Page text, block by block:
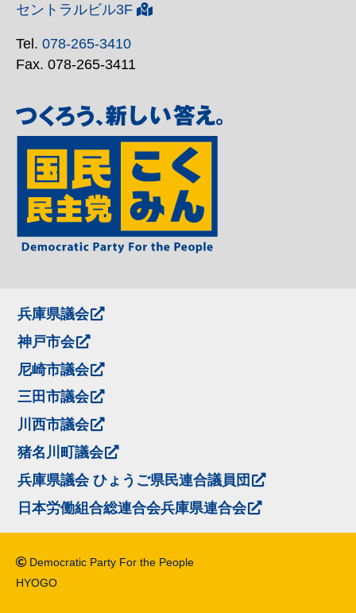
セントラルビル3F
Tel. 078-265-3410
Fax. 078-265-3411
兵庫県議会
神戸市会
尼崎市議会
三田市議会
川西市議会
猪名川町議会
兵庫県議会 ひょうご県民連合議員団
日本労働組合総連合会兵庫県連合会
Democratic Party For the People
HYOGO